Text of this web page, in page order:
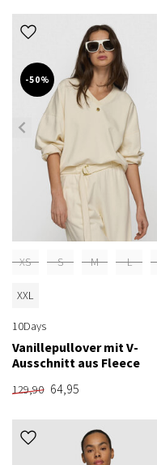
-50%
XS S M L
XXL
10Days
Vanillepullover mit V-
Ausschnitt aus Fleece
129,90 64,95